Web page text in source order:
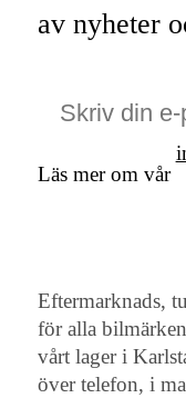
av nyheter
Läs mer om vår
Eftermarknads,
för alla
vårt lager i
över telefon, i